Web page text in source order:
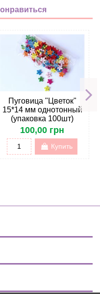
Пуговица "Цветок"
15*14 мм однотонный
(упаковка 100шт)
100,00 грн
Купить